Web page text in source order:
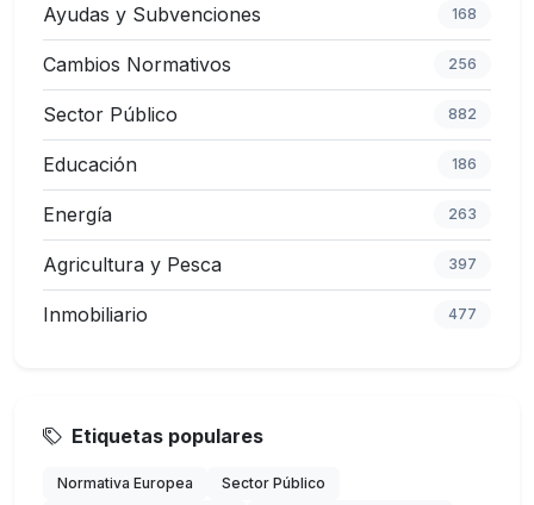
Ayudas y Subvenciones 168
Cambios Normativos 256
Sector Público 882
Educación 186
Energía 263
Agricultura y Pesca 397
Inmobiliario 477
Etiquetas populares
Normativa Europea
Sector Público